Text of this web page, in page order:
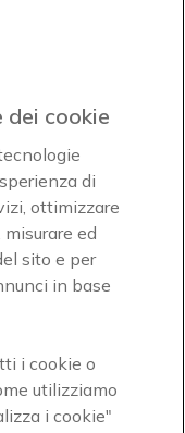
INCEPT
dei cookie
di
ottimizzare
ed
sito e per
in base
i cookie o
utilizziamo
i cookie"